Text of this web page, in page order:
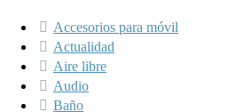
Accesorios para móvil
Actualidad
Aire libre
Audio
Baño